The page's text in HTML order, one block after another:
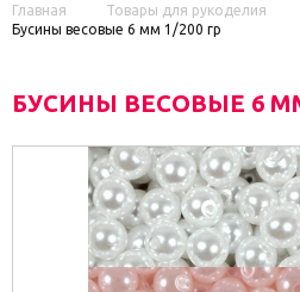
Главная Товары для рукоделия
Бусины весовые 6 мм 1/200 гр
БУСИНЫ ВЕСОВЫЕ 6